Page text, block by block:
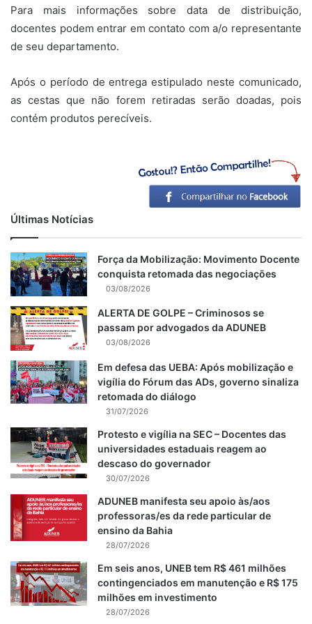
Para mais informações sobre data de distribuição,
docentes podem entrar em contato com a/o representante
de seu departamento.
Após o período de entrega estipulado neste comunicado,
as cestas que não forem retiradas serão doadas, pois
contém produtos perecíveis.
Últimas Notícias
Força da Mobilização: Movimento Docente
conquista retomada das negociações
03/08/2026
ALERTA DE GOLPE – Criminosos se
passam por advogados da ADUNEB
03/08/2026
Em defesa das UEBA: Após mobilização e
vigília do Fórum das ADs, governo sinaliza
retomada do diálogo
31/07/2026
Protesto e vigília na SEC – Docentes das
universidades estaduais reagem ao
descaso do governador
30/07/2026
ADUNEB manifesta seu apoio às/aos
professoras/es da rede particular de
ensino da Bahia
28/07/2026
Em seis anos, UNEB tem R$ 461 milhões
contingenciados em manutenção e R$ 175
milhões em investimento
28/07/2026